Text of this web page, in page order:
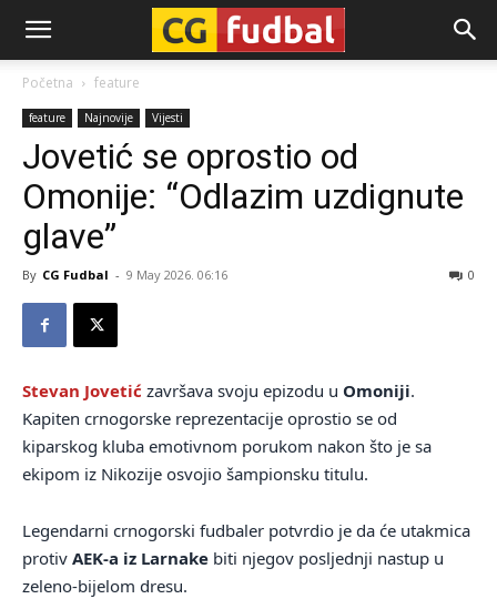
CG-
Fudbal
Početna feature
feature Najnovije Vijesti
Jovetić se oprostio od
Omonije: “Odlazim uzdignute
glave”
By CG Fudbal - 9 May 2026. 06:16 0
Stevan Jovetić završava svoju epizodu u Omoniji.
Kapiten crnogorske reprezentacije oprostio se od
kiparskog kluba emotivnom porukom nakon što je sa
ekipom iz Nikozije osvojio šampionsku titulu.
Legendarni crnogorski fudbaler potvrdio je da će utakmica
protiv AEK-a iz Larnake biti njegov posljednji nastup u
zeleno-bijelom dresu.